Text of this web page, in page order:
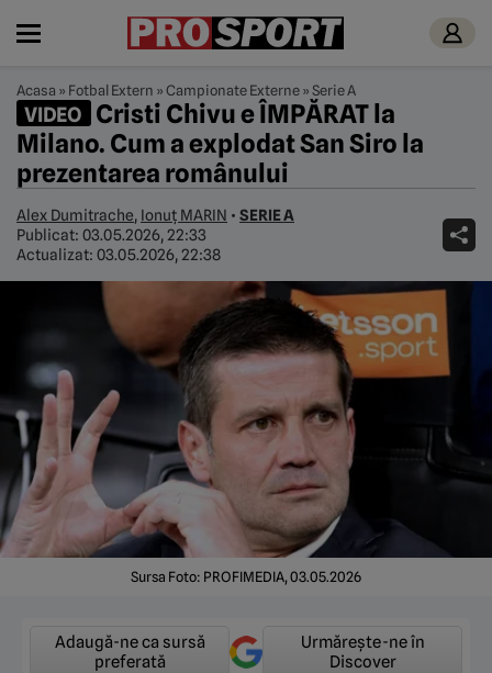
Acasa » Fotbal Extern »Campionate Externe»Serie A
VIDEO
Cristi Chivu e ÎMPĂRAT la
Milano. Cum a explodat San Siro la
prezentarea românului
Alex Dumitrache, Ionuț MARIN • SERIE A
Publicat: 03.05.2026, 22:33
Actualizat: 03.05.2026, 22:38
Sursa Foto: PROFIMEDIA, 03.05.2026
Adaugă-ne ca sursă
preferată
Urmărește-ne în
Discover